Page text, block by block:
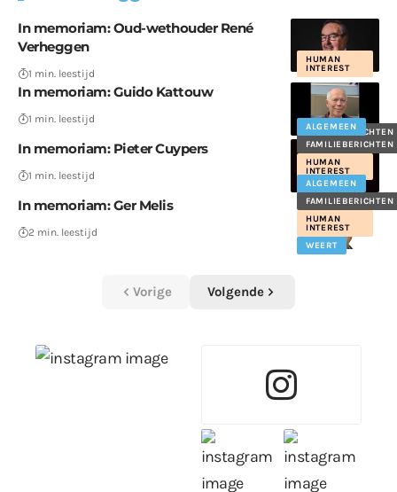
HUMAN
INTEREST
In memoriam: Oud-wethouder René
Verheggen
1 min. leestijd
FAMILIEBERICHTEN
In memoriam: Guido Kattouw
1 min. leestijd
ALGEMEEN
FAMILIEBERICHTEN
HUMAN
INTEREST
WEERT
In memoriam: Pieter Cuypers
1 min. leestijd
ALGEMEEN
FAMILIEBERICHTEN
HUMAN
INTEREST
WEERT
In memoriam: Ger Melis
2 min. leestijd
Vorige Volgende